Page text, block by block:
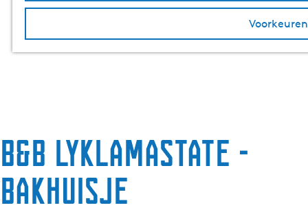
h
m
e
B&B Lyklamastate -
Bakhuisje